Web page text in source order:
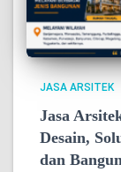
JASA ARSITEK
Jasa
Desain,
dan